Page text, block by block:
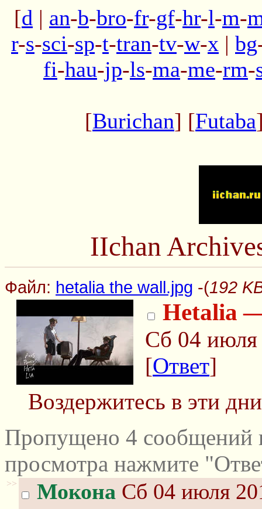
[d | an-b-bro-fr-gf-hr-l-m-
r-s-sci-sp-t-tran-tv-w-x | bg
fi-hau-jp-ls-ma-me-rm-
[Burichan] [Futaba
IIchan
Файл: hetalia the wall.jpg -(192
Hetalia
Сб 04 июля
[Ответ]
Воздержитесь в эти
Пропущено 4 сообщений
просмотра нажмите
>> Мокона Сб 04 июля